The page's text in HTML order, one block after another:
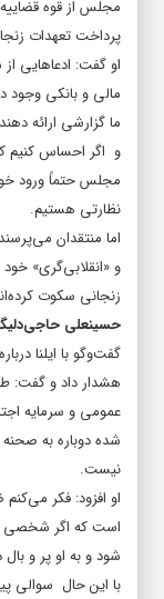
مجلس از قوه
پرداخت تعهدات
او گفت: ادعاهایی
مالی و بانکی وجود
ما گزارشی ارائه
و اگر احساس کنیم
مجلس حتماً ورود
نظارتی هستیم.
اما منتقدان
و «انقلابی‌گری» خود
زنجانی سکوت
حسینعلی
گفت‌وگو با ایلنا
هشدار داد و گفت:
عمومی و سرمایه
شده دوباره به صحنه
نیست.
او افزود: فکر
است که اگر شخصی
شود و به او پر و
با این حال سوالی